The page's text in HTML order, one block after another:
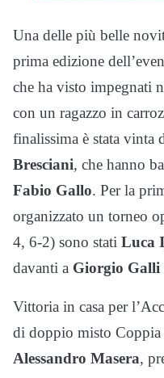
Una delle più belle
prima edizione
che ha visto impegnati
con un ragazzo in
finalissima è stata vinta
Bresciani, che hanno
Fabio Gallo. Per la
organizzato un torneo
4, 6-2) sono stati Luca
davanti a Giorgio Galli
Vittoria in casa per
di doppio misto Coppia
Alessandro Masera,